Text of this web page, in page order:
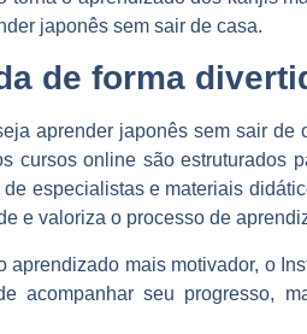
japonês sem sair de casa.
de forma
aprender japonês sem sair de
cursos online são estruturados
especialistas e materiais
e valoriza o processo de
aprendizado mais motivador, o
acompanhar seu progresso,